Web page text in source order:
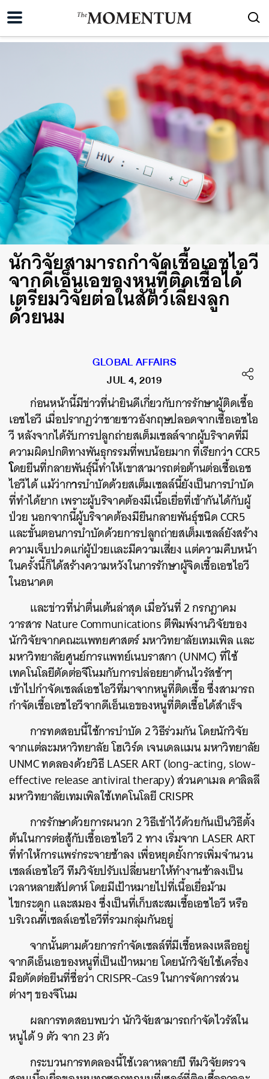
นักวิจัยสามารถกำจัดเชื้อเอชไอวี
จากดีเอ็นเอของหนูที่ติดเชื้อได้
เตรียมวิจัยต่อในสัตว์เลี้ยงลูก
ด้วยนม
GLOBAL AFFAIRS
JUL 4, 2019
ก่อนหน้านี้มีข่าวที่น่ายินดีเกี่ยวกับการรักษาผู้ติดเชื้อ
เอชไอวี เมื่อปรากฏว่าชายชาวอังกฤษปลอดจากเชื้อเอชไอ
วีหลังจากได้รับการปลูกถ่ายสเต็มเซลล์จากผู้บริจาคที่มี
ความผิดปกติทางพันธุกรรมที่พบน้อยมากที่เรียกว่าCCR5
โดยยีนที่กลายพันธุ์นี้ทำให้เขาสามารถต่อต้านต่อเชื้อเอช
ไอวีได้แม้ว่าการบำบัดด้วยสเต็มเซลล์นี้ยังเป็นการบำบัด
ที่ทำได้ยากเพราะผู้บริจาคต้องมีเนื้อเยื่อที่เข้ากันได้กับผู้
ป่วยนอกจากนี้ผู้บริจาคต้องมียีนกลายพันธุ์ชนิดCCR5
และขั้นตอนการบำบัดด้วยการปลูกถ่ายสเต็มเซลล์ยังสร้าง
ความเจ็บปวดเเก่ผู้ป่วยเเละมีความเสี่ยงแต่ความคืบหน้า
ในครั้งนี้ก็ได้สร้างความหวังในการรักษาผู้จิดเชื้อเอชไอวี
ในอนาคต
และข่าวที่น่าตื่นเต้นล่าสุดเมื่อวันที่2กรกฎาคม
วารสารNature Communicationsตีพิมพ์งานวิจัยของ
นักวิจัยจากคณะแพทยศาสตร์มหาวิทยาลัยเทมเพิลและ
มหาวิทยาลัยศูนย์การแพทย์เนบราสกา(UNMC)ที่ใช้
เทคโนโลยีตัดต่อจีโนมกับการปล่อยยาต้านไวรัสช้าๆ
เข้าไปกำจัดเซลล์เอชไอวีที่มาจากหนูที่ติดเชื้อซึ่งสามารถ
กำจัดเชื้อเอชไอวีจากดีเอ็นเอของหนูที่ติดเชื้อได้สำเร็จ
การทดสอบนี้ใช้การบำบัด 2วิธีร่วมกันโดยนักวิจัย
จากแต่ละมหาวิทยาลัยโฮเวิร์ด เจนเดลแมนมหาวิทยาลัย
UNMCทดลองด้วยวิธีLASER ART (long-acting, slow-
effective release antiviral therapy)ส่วนคาเมลคาลิลลี
มหาวิทยาลัยเทมเพิลใช้เทคโนโลยีCRISPR
การรักษาด้วยการผนวก 2วิธีเข้าไว้ด้วยกันเป็นวิธีตั้ง
ต้นในการต่อสู้กับเชื้อเอชไอวี 2ทางเริ่มจาก LASER ART
ที่ทำให้การแพร่กระจายช้าลง เพื่อหยุดยั้งการเพิ่มจำนวน
เซลล์เอชไอวีทีมวิจัยปรับเปลี่ยนยาให้ทำงานช้าลงเป็น
เวลาหลายสัปดาห์โดยมีเป้าหมายไปที่เนื้อเยื่อม้าม
ไขกระดูกและสมองซึ่งเป็นที่เก็บสะสมเชื้อเอชไอวีหรือ
บริเวณที่เซลล์เอชไอวีที่รวมกลุ่มกันอยู่
จากนั้นตามด้วยการกำจัดเซลล์ที่มีเชื้อหลงเหลืออยู่
จากดีเอ็นเอของหนูที่เป็นเป้าหมายโดยนักวิจัยใช้เครื่อง
มือตัดต่อยีนที่ชื่อว่าCRISPR-Cas9ในการจัดการส่วน
ต่างๆของจีโนม
ผลการทดสอบพบว่านักวิจัยสามารถกำจัดไวรัสใน
หนูได้9ตัว จาก23ตัว
กระบวนการทดลองนี้ใช้เวลาหลายปี ทีมวิจัยตรวจ